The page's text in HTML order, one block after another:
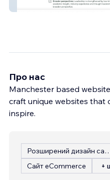
Stratagia
Про нас
Manchester based
craft unique websites that
inspire.
Розширений
Сайт eCommerce
+